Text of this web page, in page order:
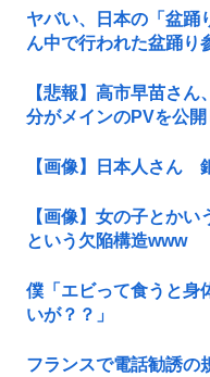
ヤバい、日本の「盆踊
ん中で行われた盆踊り
【悲報】高市早苗さ
分がメインのPVを公開
【画像】日本人さん
【画像】女の子とかい
という欠陥構造www
僕「エビって食うと身
いが？？」
フランスで電話勧誘の